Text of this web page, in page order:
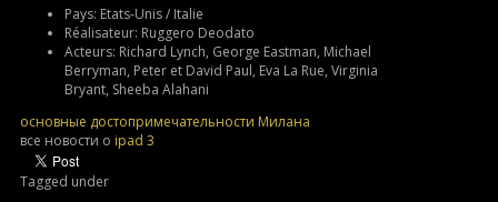
Pays: Etats-Unis / Italie
Réalisateur: Ruggero Deodato
Acteurs: Richard Lynch, George Eastman, Michael
Berryman, Peter et David Paul, Eva La Rue, Virginia
Bryant, Sheeba Alahani
основные достопримечательности Милана
все новости о ipad 3
Tagged under